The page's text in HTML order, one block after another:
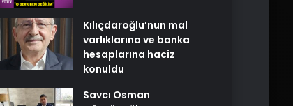
Kılıçdaroğlu’nun mal
varlıklarına ve banka
hesaplarına haciz
konuldu
Savcı Osman